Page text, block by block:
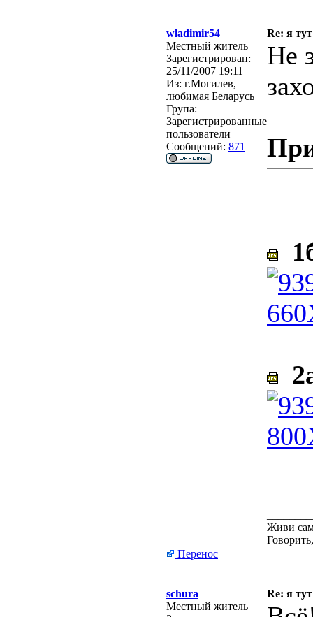
wladimir54
Re: я
Местный житель
Зарегистрирован:
25/11/2007 19:11
Из: г.Могилев,
любимая Беларусь
Група:
Зарегистрированные
пользователи
Сообщений: 871
Не
Живи
Перенос
schura
Re: я
Местный житель